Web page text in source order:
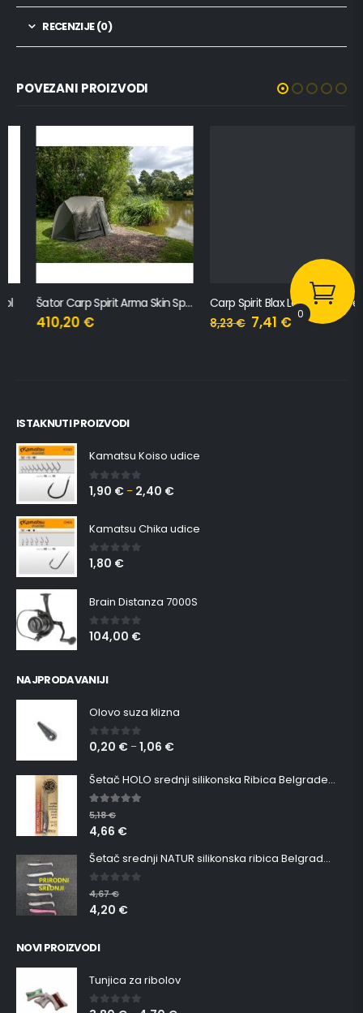
RECENZIJE (0)
POVEZANI PROIZVODI
Šator Carp Spirit Arma Skin Speed-R
410,20€ 8,23€ 7,41€
0out of 5
1,90€–2,40 €
0out of 5
1,80 €
0out of 5
104,00 €
0out of 5
0,20 €–1,06 €
5.00out of 5
4,66 €
0out of 5
4,20 €
0out of 5
3,80€–4,70 €
0